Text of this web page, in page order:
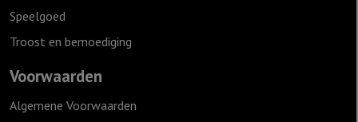
Speelgoed
Troost en bemoediging
Voorwaarden
Algemene Voorwaarden